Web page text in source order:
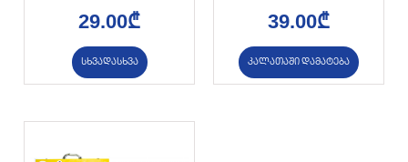
29.00₾
სხვადასხვა
39.00₾
კალათაში დამატება